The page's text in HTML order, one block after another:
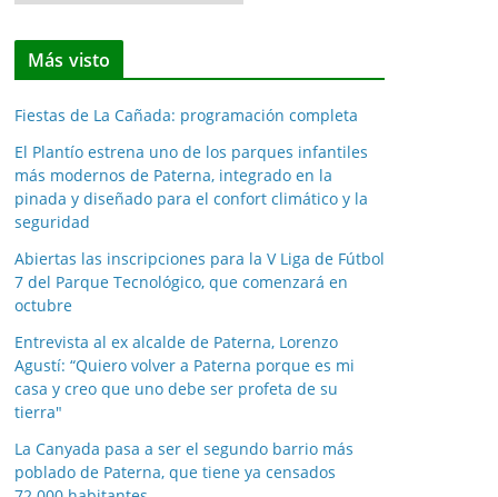
o
t
i
a
s
p
o
r
m
e
s
e
s
Más visto
Fiestas de La Cañada: programación completa
El Plantío estrena uno de los parques infantiles
más modernos de Paterna, integrado en la
pinada y diseñado para el confort climático y la
seguridad
Abiertas las inscripciones para la V Liga de Fútbol
7 del Parque Tecnológico, que comenzará en
octubre
Entrevista al ex alcalde de Paterna, Lorenzo
Agustí: “Quiero volver a Paterna porque es mi
casa y creo que uno debe ser profeta de su
tierra"
La Canyada pasa a ser el segundo barrio más
poblado de Paterna, que tiene ya censados